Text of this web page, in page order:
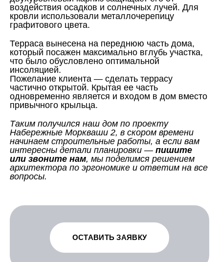
воздействия осадков и солнечных лучей. Для
кровли использовали металлочерепицу
графитового цвета.
Терраса вынесена на переднюю часть дома,
который посажен максимально вглубь участка,
что было обусловлено оптимальной
инсоляцией.
Пожелание клиента — сделать террасу
частично открытой. Крытая ее часть
одновременно является и входом в дом вместо
привычного крыльца.
Таким получился наш дом по проекту
Набережные Моркваши 2, в скором времени
начинаем строительные работы, а если вам
интересны детали планировки — пишите
или звоните нам, мы поделимся решением
архитектора по эргономике и ответим на все
вопросы.
ОСТАВИТЬ ЗАЯВКУ